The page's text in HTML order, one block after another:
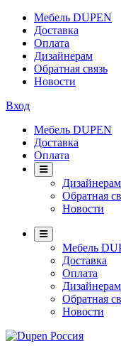
Мебель DUPEN
Доставка
Оплата
Дизайнерам
Обратная связь
Новости
Вход
Мебель DUPEN
Доставка
Оплата
Дизайнерам
Обратная
Новости
Мебель
Доставка
Оплата
Дизайнерам
Обратная
Новости